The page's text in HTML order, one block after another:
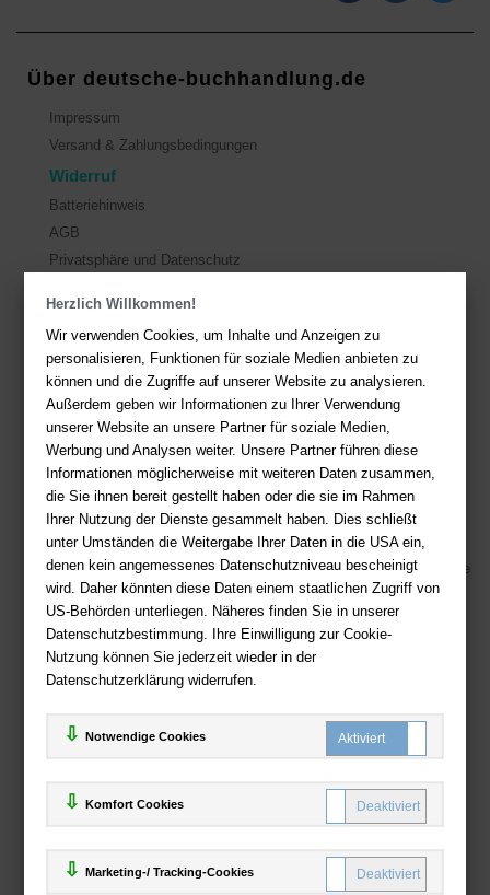
Herzlich Willkommen!
Wir verwenden Cookies, um Inhalte und Anzeigen zu
personalisieren, Funktionen für soziale Medien anbieten zu
können und die Zugriffe auf unserer Website zu analysieren.
Außerdem geben wir Informationen zu Ihrer Verwendung
unserer Website an unsere Partner für soziale Medien,
Werbung und Analysen weiter. Unsere Partner führen diese
Informationen möglicherweise mit weiteren Daten zusammen,
die Sie ihnen bereit gestellt haben oder die sie im Rahmen
Ihrer Nutzung der Dienste gesammelt haben. Dies schließt
unter Umständen die Weitergabe Ihrer Daten in die USA ein,
denen kein angemessenes Datenschutzniveau bescheinigt
wird. Daher könnten diese Daten einem staatlichen Zugriff von
US-Behörden unterliegen. Näheres finden Sie in unserer
Datenschutzbestimmung. Ihre Einwilligung zur Cookie-
Nutzung können Sie jederzeit wieder in der
Datenschutzerklärung widerrufen.
Notwendige Cookies
Komfort Cookies
Marketing-/ Tracking-Cookies
Über deutsche-buchhandlung.de
Impressum
Versand & Zahlungsbedingungen
Widerruf
Batteriehinweis
AGB
Privatsphäre und Datenschutz
Sie haben Fragen? Hier finden Sie Antworten auf häufig gestellte
Fragen.
Fragen per E-Mail: service@deutsche-buchhandlung.de
Telefon: +49 (0)511 - 982 684 41
Ihre Vorteile bei uns
Kostenloser Versand ab 36,- EUR Bestellwert
Sicherer Online Shop und Zahlung mit SSL-Verschlüsselung
Viele Zahlungsmethoden wie PayPal, Amazon Payment, Vorkasse
Zahlweisen